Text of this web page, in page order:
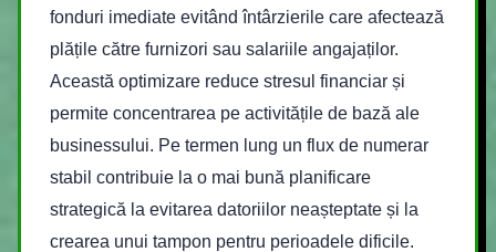
fonduri imediate evitând întârzierile care afectează
plățile către furnizori sau salariile angajaților.
Această optimizare reduce stresul financiar și
permite concentrarea pe activitățile de bază ale
businessului. Pe termen lung un flux de numerar
stabil contribuie la o mai bună planificare
strategică la evitarea datoriilor neașteptate și la
crearea unui tampon pentru perioadele dificile.